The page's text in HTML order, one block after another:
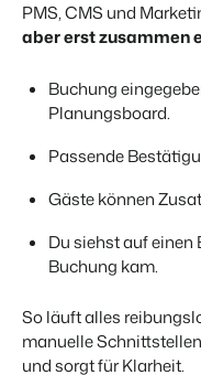
PMS, CMS und
aber erst zusammen
Buchung
Planungsboard.
Passende
Gäste können
Du siehst auf einen
Buchung kam.
So läuft alles
manuelle
und sorgt für Klarheit.